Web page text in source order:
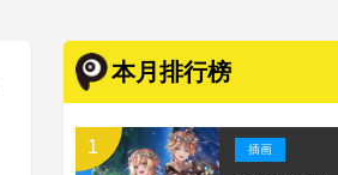
本月排行榜
插画